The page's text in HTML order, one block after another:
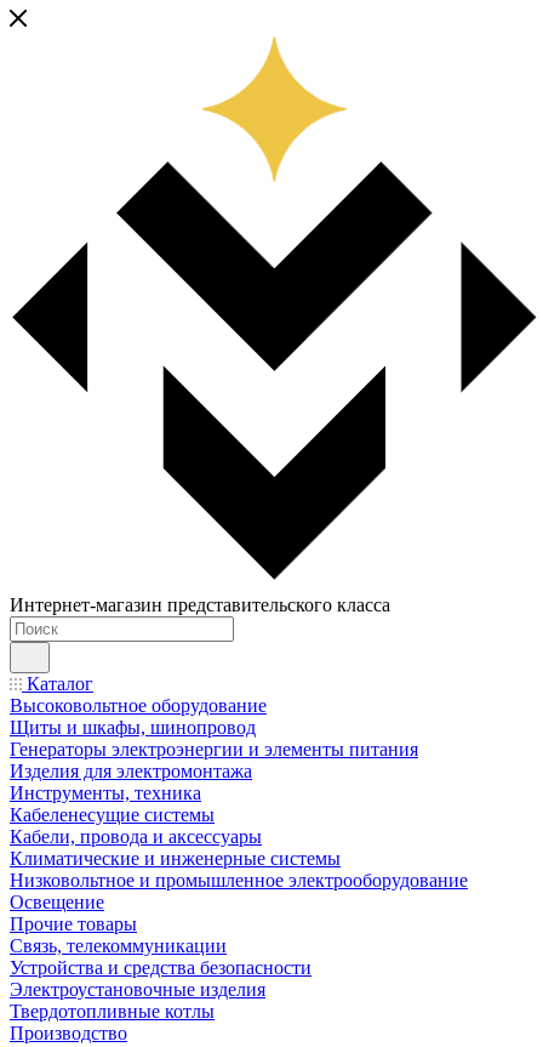
Интернет-магазин представительского класса
Каталог
Высоковольтное оборудование
Щиты и шкафы, шинопровод
Генераторы электроэнергии и элементы питания
Изделия для электромонтажа
Инструменты, техника
Кабеленесущие системы
Кабели, провода и аксессуары
Климатические и инженерные системы
Низковольтное и промышленное электрооборудование
Освещение
Прочие товары
Связь, телекоммуникации
Устройства и средства безопасности
Электроустановочные изделия
Твердотопливные котлы
Производство